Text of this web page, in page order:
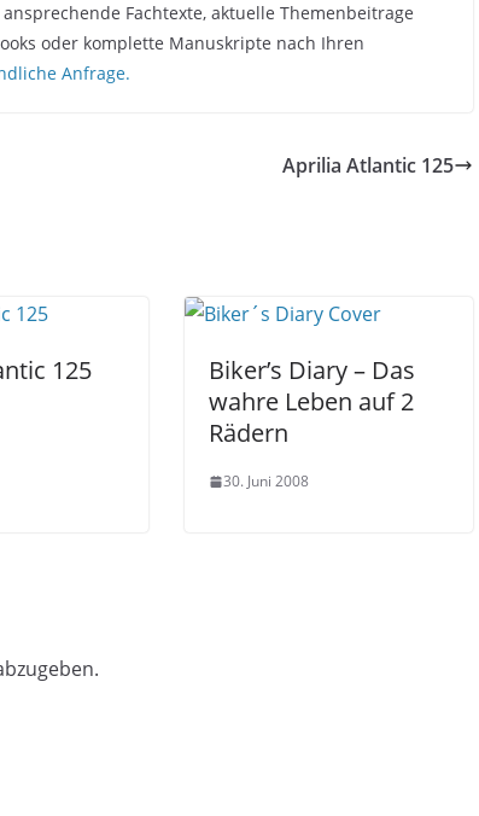
Fachtexte, aktuelle Themenbeitrage
oder komplette Manuskripte nach Ihren
Anfrage.
Aprilia Atlantic 125
125
Biker’s Diary – Das
wahre Leben auf 2
Rädern
30. Juni 2008